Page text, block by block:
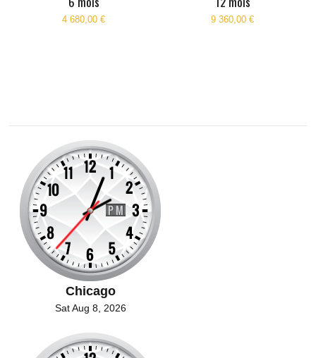
4 680,00 € 9 360,00 €
Chicago
Sat Aug 8, 2026